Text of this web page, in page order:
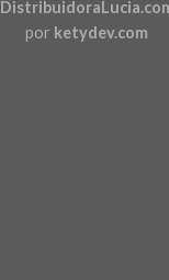
por ketydev.com